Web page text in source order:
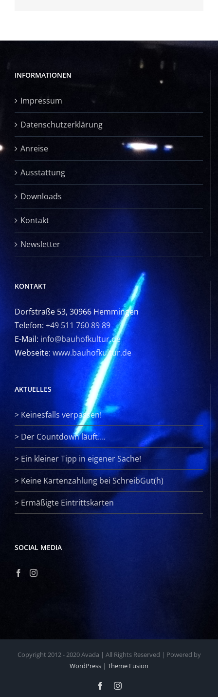
INFORMATIONEN
Impressum
Datenschutzerklärung
Anreise
Ausstattung
Downloads
Kontakt
Newsletter
KONTAKT
Dorfstraße 53, 30966 Hemmingen
Telefon: +49 511 760 89 89
E-Mail: info@bauhofkultur.de
Webseite: www.bauhofkultur.de
AKTUELLES
> Keinesfalls verpassen!
> Der Countdown läuft….
> Ein kleiner Tipp in eigener Sache!
> Keine Kartenzahlung bei SchreibGut(h)
> Ermäßigte Eintrittskarten
SOCIAL MEDIA
Copyright 2012 - 2020 Avada | All Rights Reserved | Powered by
WordPress | Theme Fusion
FacebookInstagram